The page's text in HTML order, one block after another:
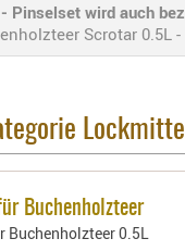
Pinselset wird auch
Scrotar
Lockmittel
Buchenholzteer
Buchenholzteer 0.5L